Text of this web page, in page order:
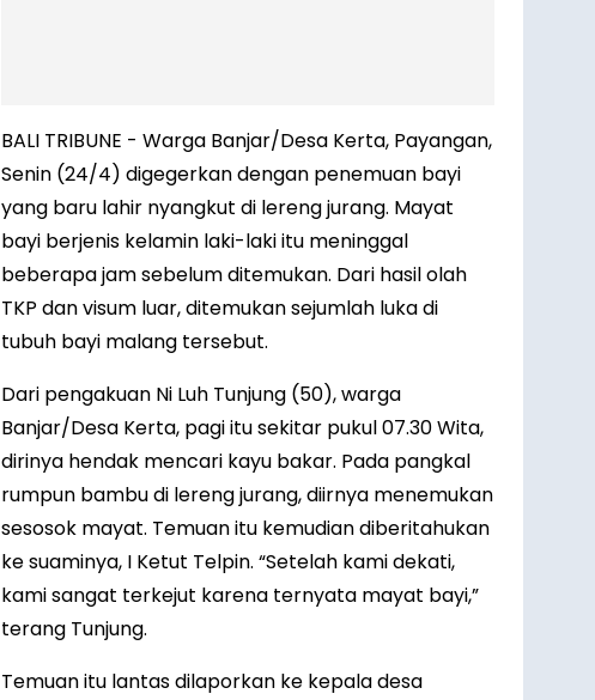
BALI TRIBUNE - Warga Banjar/Desa Kerta, Payangan,
Senin (24/4) digegerkan dengan penemuan bayi
yang baru lahir nyangkut di lereng jurang. Mayat
bayi berjenis kelamin laki-laki itu meninggal
beberapa jam sebelum ditemukan. Dari hasil olah
TKP dan visum luar, ditemukan sejumlah luka di
tubuh bayi malang tersebut.
Dari pengakuan Ni Luh Tunjung (50), warga
Banjar/Desa Kerta, pagi itu sekitar pukul 07.30 Wita,
dirinya hendak mencari kayu bakar. Pada pangkal
rumpun bambu di lereng jurang, diirnya menemukan
sesosok mayat. Temuan itu kemudian diberitahukan
ke suaminya, I Ketut Telpin. “Setelah kami dekati,
kami sangat terkejut karena ternyata mayat bayi,”
terang Tunjung.
Temuan itu lantas dilaporkan ke kepala desa